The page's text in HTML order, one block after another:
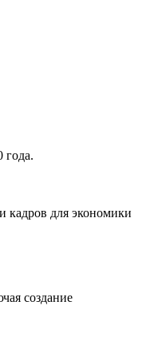
года.
кадров для экономики
создание